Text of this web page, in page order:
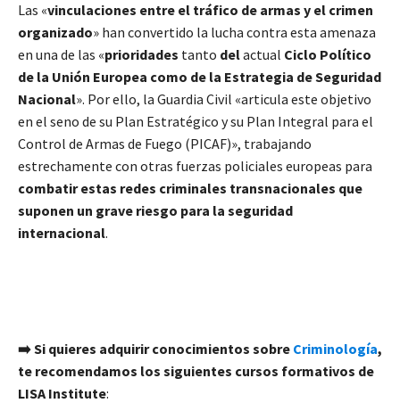
Las «vinculaciones entre el tráfico de armas y el crimen
organizado» han convertido la lucha contra esta amenaza
en una de las «prioridades tanto delactual Ciclo Político
de la Unión Europea como de la Estrategia de Seguridad
Nacional». Por ello, la Guardia Civil «articula este objetivo
en el seno de su Plan Estratégico y su Plan Integral para el
Control de Armas de Fuego (PICAF)», trabajando
estrechamente con otras fuerzas policiales europeas para
combatir estas redes criminales transnacionales que
suponen un grave riesgo para la seguridad
internacional.
➡️ Si quieres adquirir conocimientos sobre Criminología,
te recomendamos los siguientes cursos formativos de
LISA Institute: